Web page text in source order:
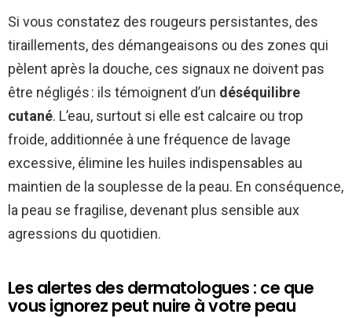
Si vous constatez des rougeurs persistantes, des
tiraillements, des démangeaisons ou des zones qui
pèlent après la douche, ces signaux ne doivent pas
être négligés : ils témoignent d’un déséquilibre
cutané. L’eau, surtout si elle est calcaire ou trop
froide, additionnée à une fréquence de lavage
excessive, élimine les huiles indispensables au
maintien de la souplesse de la peau. En conséquence,
la peau se fragilise, devenant plus sensible aux
agressions du quotidien.
Les alertes des dermatologues : ce que
vous ignorez peut nuire à votre peau